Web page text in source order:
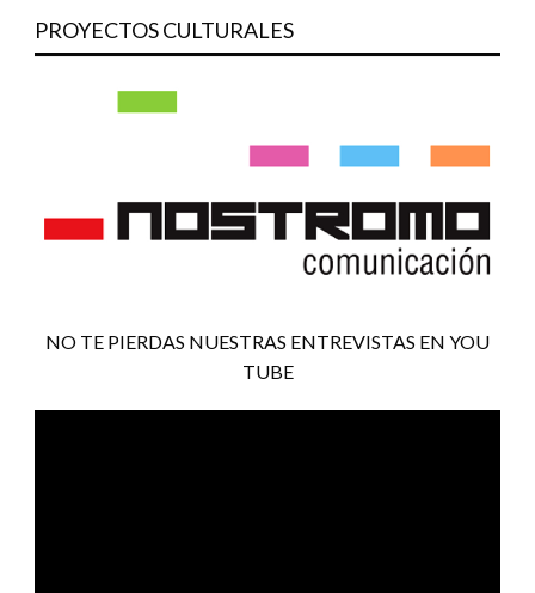
PROYECTOS CULTURALES
NO TE PIERDAS NUESTRAS ENTREVISTAS EN YOU
TUBE